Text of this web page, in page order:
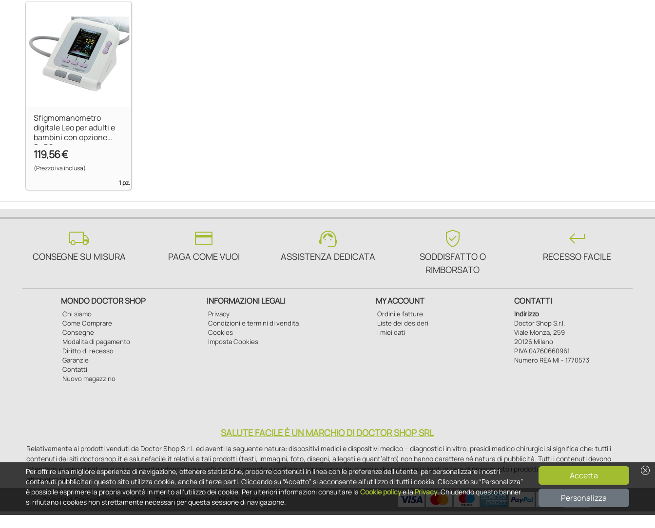
Sfigmomanometro
digitale Leo per adulti e
bambini con opzione
SpO2
119,56 €
(Prezzo iva inclusa)
1 pz.
local_shipping
CONSEGNE SU MISURA
credit_card
PAGA COME VUOI
support_agent
ASSISTENZA DEDICATA
verified_user
SODDISFATTO O
RIMBORSATO
keyboard_return
RECESSO FACILE
MONDO DOCTOR SHOP
Chi siamo
Come Comprare
Consegne
Modalità di pagamento
Diritto di recesso
Garanzie
Contatti
Nuovo magazzino
INFORMAZIONI LEGALI
Privacy
Condizioni e termini di vendita
Cookies
Imposta Cookies
MY ACCOUNT
Ordini e fatture
Liste dei desideri
I miei dati
CONTATTI
Indirizzo
Doctor Shop S.r.l.
Viale Monza, 259
20126 Milano
P.IVA 04760660961
Numero REA MI - 1770573
SALUTE FACILE È UN MARCHIO DI DOCTOR SHOP SRL
Relativamente ai prodotti venduti da Doctor Shop S.r.l. ed aventi la seguente natura: dispositivi medici e dispositivi medico – diagnostici in vitro, presidi medico chirurgici si significa che: tutti i
contenuti dei siti doctorshop.it e salutefacile.it relativi a tali prodotti (testi, immagini, foto, disegni, allegati e quant’altro) non hanno carattere né natura di pubblicità. Tutti i contenuti devono
intendersi e sono di natura esclusivamente informativa e volti esclusivamente a portare a conoscenza dei clienti e dei potenziali clienti in fase di preacquisto i prodotti venduti da Doctorshop
attraverso la rete.
Copyright DoctorShop 2005-2026 - Tutti diritti riservati - P.IVA 04760660961
cancel
Per offrire una migliore esperienza di navigazione, ottenere statistiche, proporre contenuti in linea con le preferenze dell'utente, per personalizzare i nostri
contenuti pubblicitari questo sito utilizza cookie, anche di terze parti. Cliccando su “Accetto” si acconsente all'utilizzo di tutti i cookie. Cliccando su “Personalizza”
è possibile esprimere la propria volontà in merito all'utilizzo dei cookie. Per ulteriori informazioni consultare laCookie policye laPrivacy. Chiudendo questo banner
si rifiutano i cookies non strettamente necessari per questa sessione di navigazione.
Accetta
Personalizza